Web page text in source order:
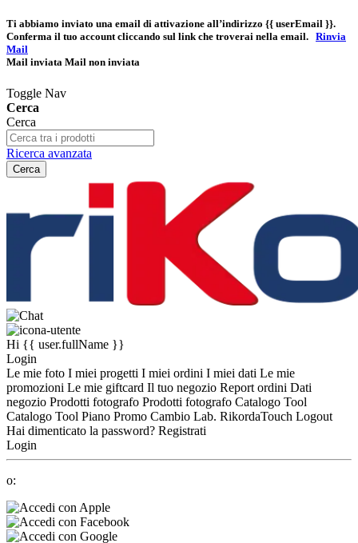
Ti abbiamo inviato una email di attivazione all’indirizzo {{ userEmail }}.
Conferma il tuo account cliccando sul link che troverai nella email. Rinvia
Mail
Mail inviata Mail non inviata
Toggle Nav
Cerca
Cerca
Ricerca avanzata
Cerca
Hi {{ user.fullName }}
Login
Le mie foto I miei progetti I miei ordini I miei dati Le mie
promozioni Le mie giftcard Il tuo negozio Report ordini Dati
negozio Prodotti fotografo Prodotti fotografo Catalogo Tool
Catalogo Tool Piano Promo Cambio Lab. RikordaTouch Logout
Hai dimenticato la password? Registrati
Login
o: